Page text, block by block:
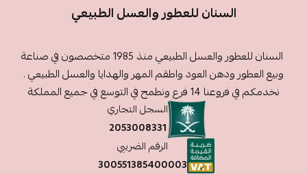
السنان للعطور والعسل الطبيعي
السنان للعطور والعسل الطبيعي منذ 1985 متخصصون في صناعة
وبيع العطور ودهن العود واطقم المهر والهدايا والعسل الطبيعي .
نخدمكم في فروعنا 14 فرع ونطمح في التوسع في جميع المملكة
السجل التجاري
2053008331
الرقم الضريبي
300551385400003